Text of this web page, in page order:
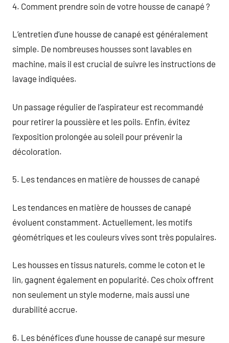
4. Comment prendre soin de votre housse de canapé ?
L’entretien d’une housse de canapé est généralement
simple. De nombreuses housses sont lavables en
machine, mais il est crucial de suivre les instructions de
lavage indiquées.
Un passage régulier de l’aspirateur est recommandé
pour retirer la poussière et les poils. Enfin, évitez
l’exposition prolongée au soleil pour prévenir la
décoloration.
5. Les tendances en matière de housses de canapé
Les tendances en matière de housses de canapé
évoluent constamment. Actuellement, les motifs
géométriques et les couleurs vives sont très populaires.
Les housses en tissus naturels, comme le coton et le
lin, gagnent également en popularité. Ces choix offrent
non seulement un style moderne, mais aussi une
durabilité accrue.
6. Les bénéfices d’une housse de canapé sur mesure